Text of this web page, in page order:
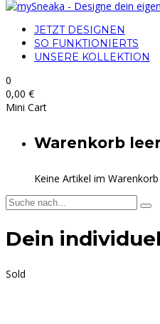
JETZT DESIGNEN
SO FUNKTIONIERTS
UNSERE KOLLEKTION
0
0,00 €
Mini Cart
Warenkorb leer
Keine Artikel im Warenkorb
Dein
Sold